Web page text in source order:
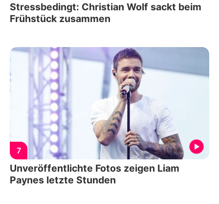
Stressbedingt: Christian Wolf sackt beim
Frühstück zusammen
7
Unveröffentlichte Fotos zeigen Liam
Paynes letzte Stunden